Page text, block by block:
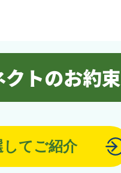
トのお約束
てご紹介